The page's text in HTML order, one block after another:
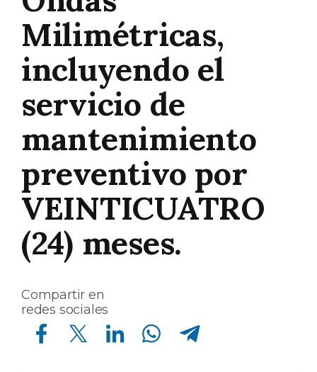
Milimétricas,
incluyendo el
servicio de
mantenimiento
preventivo por
VEINTICUATRO
(24) meses.
Compartir en
redes sociales
Compartir en Facebook Compartir en Twitter Compartir en Linkedin Compartir en Whatsapp Compartir en Telegram